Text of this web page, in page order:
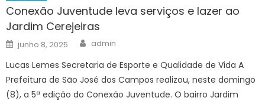
Conexão Juventude leva serviços e lazer ao
Jardim Cerejeiras
Posted
on
junho 8, 2025 Author
admin
Lucas Lemes Secretaria de Esporte e Qualidade de Vida A
Prefeitura de São José dos Campos realizou, neste domingo
(8), a 5ª edição do Conexão Juventude. O bairro Jardim